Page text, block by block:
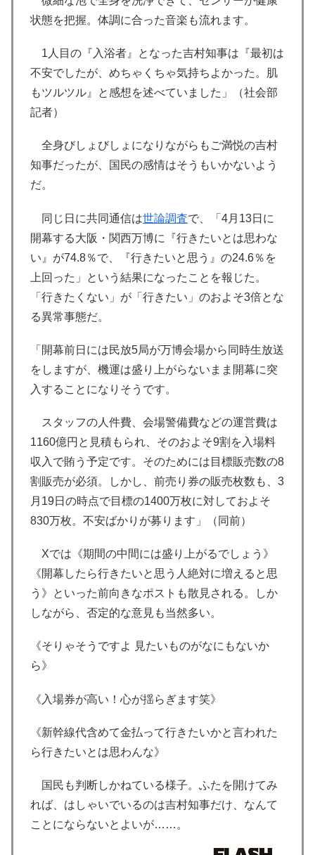
状態を把握。体調に合った音楽も流れます。
1人目の『入浴者』となった吉村知事は『最初は
不安でしたが、めちゃくちゃ気持ちよかった。肌
もツルツル』と感想を述べていました」（社会部
記者）
全身びしょびしょになりながらもご満悦の吉村
知事だったが、国民の感情はそうもいかないよう
だ。
同じ日に共同通信は世論調査で、「4月13日に
開幕する大阪・関西万博に『行きたいとは思わな
い』が74.8％で、『行きたいと思う』の24.6％を
上回った」という結果になったことを報じた。
「行きたくない」が「行きたい」のおよそ3倍とな
る異常事態だ。
「開幕前日には民放5局が万博会場から同時生放送
をしますが、機運は盛り上がらないまま開幕に突
入することになりそうです。
スタッフの人件費、会場警備費などの運営費は
1160億円と見積もられ、そのおよそ9割を入場料
収入で賄う予定です。そのためには目標販売数の8
割販売が必須。しかし、前売り券の販売枚数も、3
月19日の時点で目標の1400万枚に対しておよそ
830万枚。不安ばかりが募ります」（同前）
Xでは《期間の中間には盛り上がるでしょう》
《開幕したら行きたいと思う人絶対に増えると思
う》といった前向きなポストも散見される。しか
しながら、否定的な意見も当然多い。
《そりゃそうですよ 見たいものがなにもないか
ら》
《入場券が高い！心が揺らぎます笑》
《新幹線代含めて金払って行きたいかと言われた
ら行きたいとは思わんな》
国民も判断しかねている様子。ふたを開けてみ
れば、はしゃいでいるのは吉村知事だけ、なんて
ことにならないとよいが……。